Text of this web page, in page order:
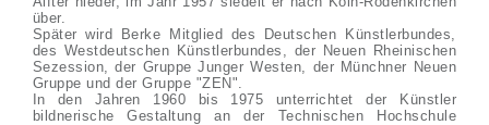
über.
Später wird Berke Mitglied des Deutschen Künstlerbundes,
des Westdeutschen Künstlerbundes, der Neuen Rheinischen
Sezession, der Gruppe Junger Westen, der Münchner Neuen
Gruppe und der Gruppe "ZEN".
In den Jahren 1960 bis 1975 unterrichtet der Künstler
bildnerische Gestaltung an der Technischen Hochschule